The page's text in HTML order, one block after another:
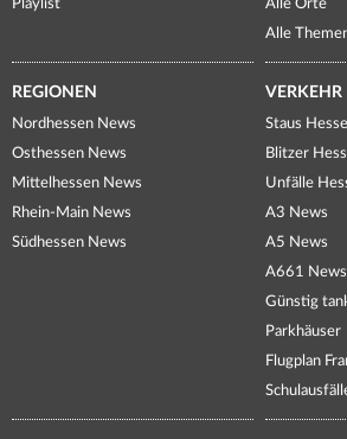
Playlist
Alle Orte
Alle
REGIONEN
Nordhessen News
Osthessen News
Mittelhessen News
Rhein-Main News
Südhessen News
VERKEHR
Staus
Blitzer
Unfälle
A3 News
A5 News
A661 News
Günstig
Parkhäuser
Flugplan